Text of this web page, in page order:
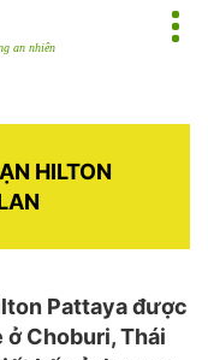
an nhiên
HILTON
Pattaya được
ở Choburi, Thái